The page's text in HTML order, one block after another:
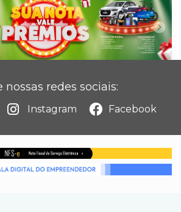
nossas redes sociais:
Instagram Facebook